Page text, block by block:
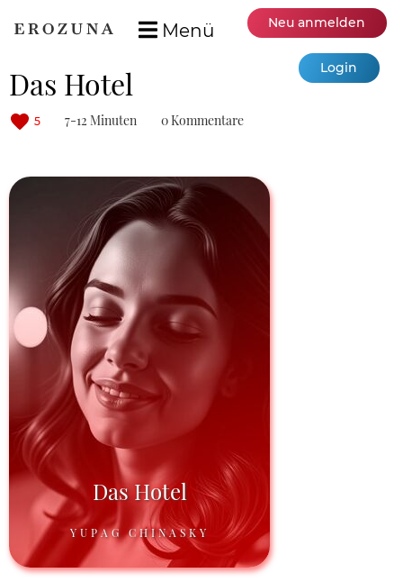
Menü Neu anmelden
Login
Das Hotel
5 7-12 Minuten 0 Kommentare
Das Hotel
YUPAG CHINASKY